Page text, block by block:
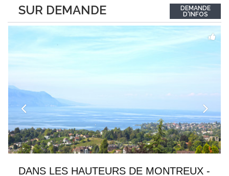
SUR DEMANDE
opportunité exclusive avec un rendement intéressant. Plus
d'informations...
DEMANDE
D'INFOS
DANS LES HAUTEURS DE MONTREUX -